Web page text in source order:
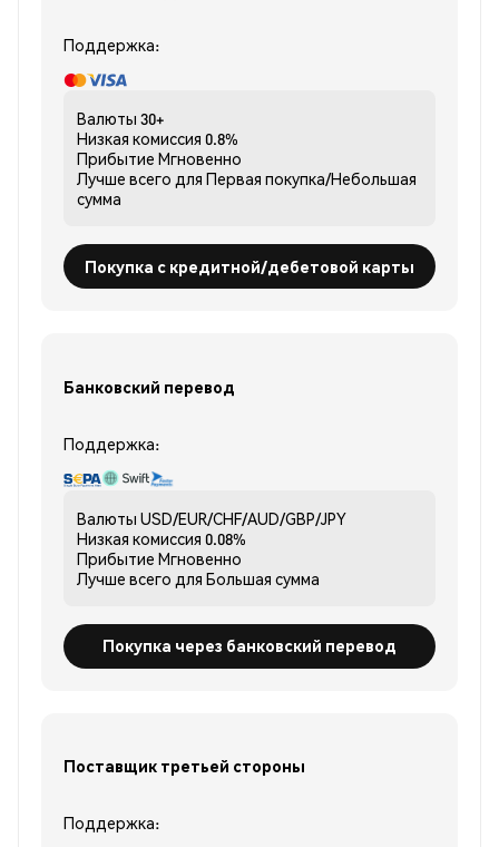
Поддержка:
Валюты 30+
Низкая комиссия 0.8%
Прибытие Мгновенно
Лучше всего для Первая покупка/Небольшая
сумма
Покупка с кредитной/дебетовой карты
Банковский перевод
Поддержка:
Валюты USD/EUR/CHF/AUD/GBP/JPY
Низкая комиссия 0.08%
Прибытие Мгновенно
Лучше всего для Большая сумма
Покупка через банковский перевод
Поставщик третьей стороны
Поддержка: